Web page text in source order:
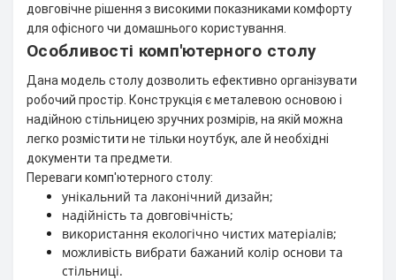
довговічне рішення з високими показниками комфорту
для офісного чи домашнього користування.
Особливості комп'ютерного столу
Дана модель столу дозволить ефективно організувати
робочий простір. Конструкція є металевою основою і
надійною стільницею зручних розмірів, на якій можна
легко розмістити не тільки ноутбук, але й необхідні
документи та предмети.
Переваги комп'ютерного столу:
унікальний та лаконічний дизайн;
надійність та довговічність;
використання екологічно чистих матеріалів;
можливість вибрати бажаний колір основи та
стільниці.